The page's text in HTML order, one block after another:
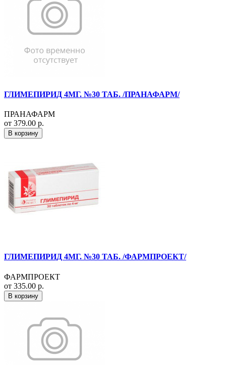
ГЛИМЕПИРИД 4МГ. №30 ТАБ. /ПРАНАФАРМ/
ПРАНАФАРМ
от 379.00 р.
В корзину
ГЛИМЕПИРИД 4МГ. №30 ТАБ. /ФАРМПРОЕКТ/
ФАРМПРОЕКТ
от 335.00 р.
В корзину